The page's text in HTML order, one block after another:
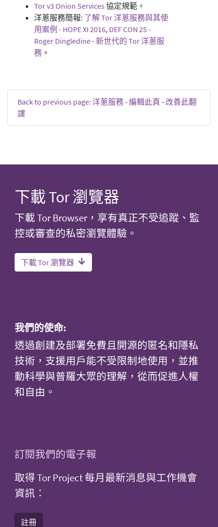
Tor v3 Onion Services 協定規範。
洋蔥服務簡報: 了解 Tor 洋蔥服務與其使
用案例 - HOPE XI 2016, DEF CON 25 -
Roger Dingledine - 新世代的 Tor 洋蔥服
務 。
Back to previous page: 洋蔥服務-編輯此頁 - 改善此翻
譯
下載 Tor 瀏覽器
下載 Tor Browser，享有真正不受追蹤、監
控或審查的私密瀏覽體驗。
下載 Tor 瀏覽器
我們的使命:
透過創建及部署免費且開源的匿名和隱私
技術，支援用戶能不受限制地使用，並推
動科學與普羅大眾的理解，從而促進人權
和自由。
訂閱我們的電子報
取得 Tor Project 每月最新消息與工作機會
資訊：
註冊